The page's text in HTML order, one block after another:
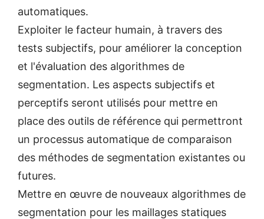
automatiques.
Exploiter le facteur humain, à travers des
tests subjectifs, pour améliorer la conception
et l'évaluation des algorithmes de
segmentation. Les aspects subjectifs et
perceptifs seront utilisés pour mettre en
place des outils de référence qui permettront
un processus automatique de comparaison
des méthodes de segmentation existantes ou
futures.
Mettre en œuvre de nouveaux algorithmes de
segmentation pour les maillages statiques